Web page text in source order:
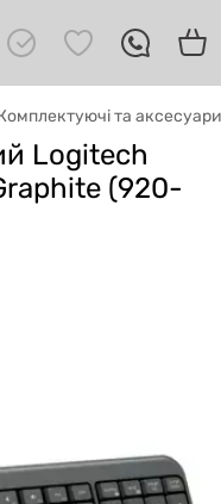
та аксесуари
Logitech
(920-
техніку.